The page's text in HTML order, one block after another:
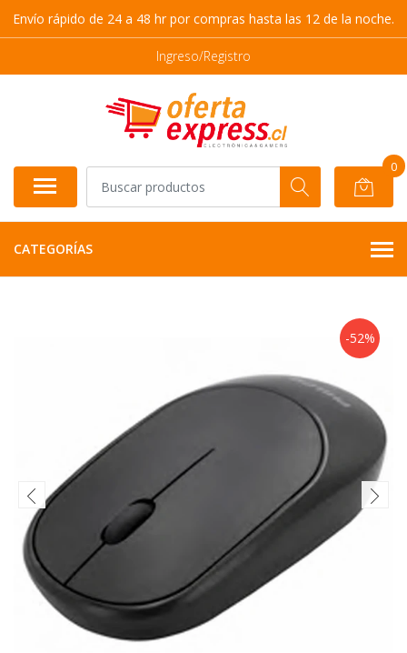
Envío rápido de 24 a 48 hr por compras hasta las 12 de la noche.
Ingreso/Registro
0
CATEGORÍAS
-52%